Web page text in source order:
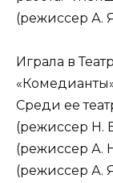
(режиссер А.
Играла в
Среди ее
(режиссер Н.
(режиссер А.
(режиссер А.